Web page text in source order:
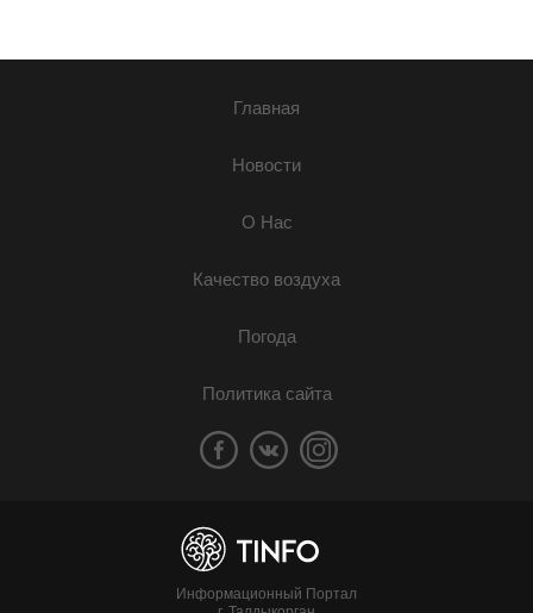
Главная
Новости
О Нас
Качество воздуха
Погода
Политика сайта
Информационный Портал